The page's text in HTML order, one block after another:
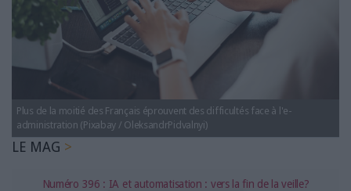
LE MAGAZINE
LES GUIDES PRATIQUES
LES BASES DE DONNÉES
L'ESPACE EMPLOI
L'ANNUAIRE DES ACTEURS
LES LIVRES BLANCS
Plus de la moitié des Français éprouvent des difficultés face à l'e-
administration (Pixabay / OleksandrPidvalnyi)
LE MAG
Numéro 396 : IA et automatisation : vers la fin de la veille?